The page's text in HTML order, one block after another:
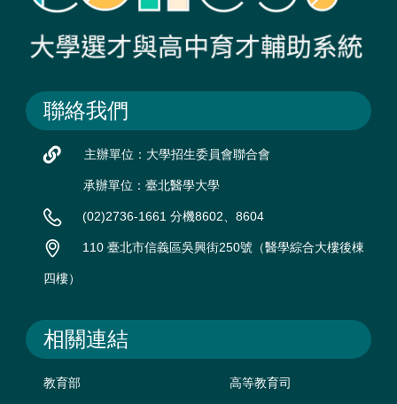
聯絡我們
主辦單位：大學招生委員會聯合會
承辦單位：臺北醫學大學
(02)2736-1661 分機8602、8604
110 臺北市信義區吳興街250號（醫學綜合大樓後棟
四樓）
相關連結
教育部 高等教育司